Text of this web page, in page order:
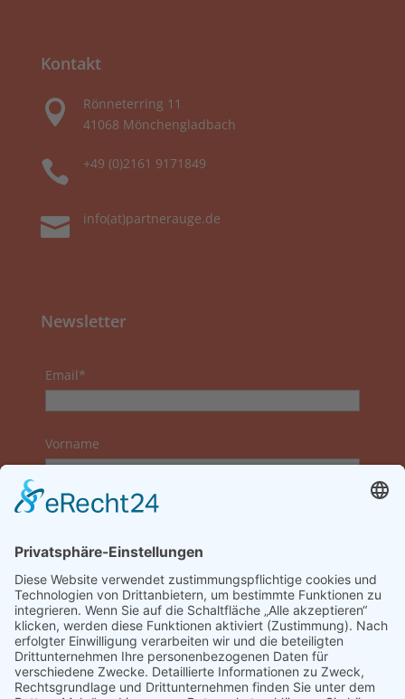
Kontakt

Rönneterring 11
41068 Mönchengladbach
 +49 (0)2161 9171849
 info(at)partnerauge.de
Newsletter
Email*
Vorname
Nachname
Datenschutzerklärung zur Kenntnis genommen
und akzeptiert.